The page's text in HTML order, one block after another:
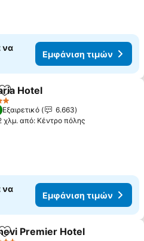
να
Εμφάνιση τιμών
Προσθήκη στα αγαπημένα
Hotel
Εξαιρετικό
6.663
χλμ. από: Κέντρο πόλης
να
Εμφάνιση τιμών
Προσθήκη στα αγαπημένα
Premier Hotel